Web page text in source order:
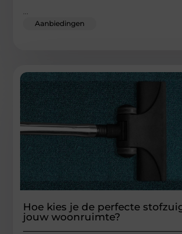
Aanbiedingen
Hoe kies je de perfecte
jouw woonruimte?